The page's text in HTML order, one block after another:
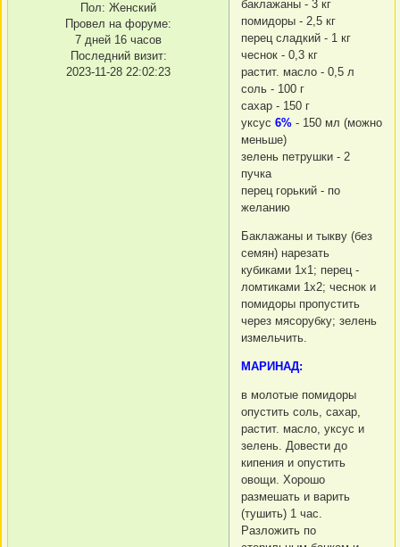
Пол: Женский
Провел на форуме:
7 дней 16 часов
Последний визит:
2023-11-28 22:02:23
баклажаны - 3 кг
помидоры - 2,5 кг
перец сладкий - 1 кг
чеснок - 0,3 кг
растит. масло - 0,5 л
соль - 100 г
сахар - 150 г
уксус 6% - 150 мл (можно
меньше)
зелень петрушки - 2
пучка
перец горький - по
желанию
Баклажаны и тыкву (без
семян) нарезать
кубиками 1х1; перец -
ломтиками 1х2; чеснок и
помидоры пропустить
через мясорубку; зелень
измельчить.
МАРИНАД:
в молотые помидоры
опустить соль, сахар,
растит. масло, уксус и
зелень. Довести до
кипения и опустить
овощи. Хорошо
размешать и варить
(тушить) 1 час.
Разложить по